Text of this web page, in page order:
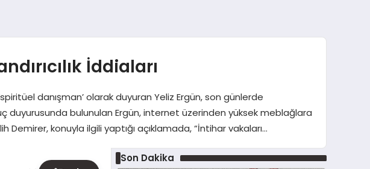
İddiaları
danışman’ olarak duyuran Yeliz Ergün, son günlerde
duyurusunda bulunulan Ergün, internet üzerinden yüksek meblağlara
konuyla ilgili yaptığı açıklamada, “İntihar vakaları…
Son Dakika